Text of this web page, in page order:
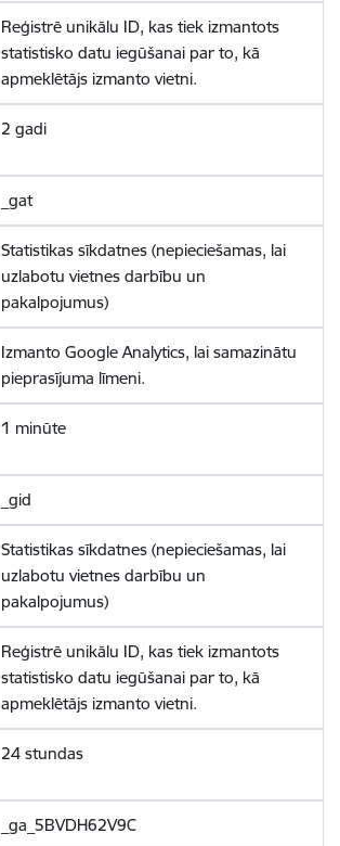
Reģistrē unikālu ID, kas tiek izmantots
statistisko datu iegūšanai par to, kā
apmeklētājs izmanto vietni.
2 gadi
_gat
Statistikas sīkdatnes (nepieciešamas, lai
uzlabotu vietnes darbību un
pakalpojumus)
Izmanto Google Analytics, lai samazinātu
pieprasījuma līmeni.
1 minūte
_gid
Statistikas sīkdatnes (nepieciešamas, lai
uzlabotu vietnes darbību un
pakalpojumus)
Reģistrē unikālu ID, kas tiek izmantots
statistisko datu iegūšanai par to, kā
apmeklētājs izmanto vietni.
24 stundas
_ga_5BVDH62V9C